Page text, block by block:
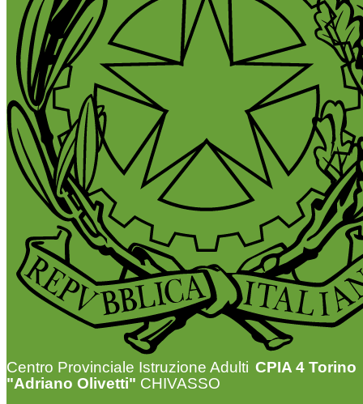
Centro Provinciale Istruzione Adulti CPIA 4 Torino
"Adriano Olivetti" CHIVASSO